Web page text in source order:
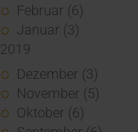
Februar (6)
Januar (3)
2019
Dezember (3)
November (5)
Oktober (6)